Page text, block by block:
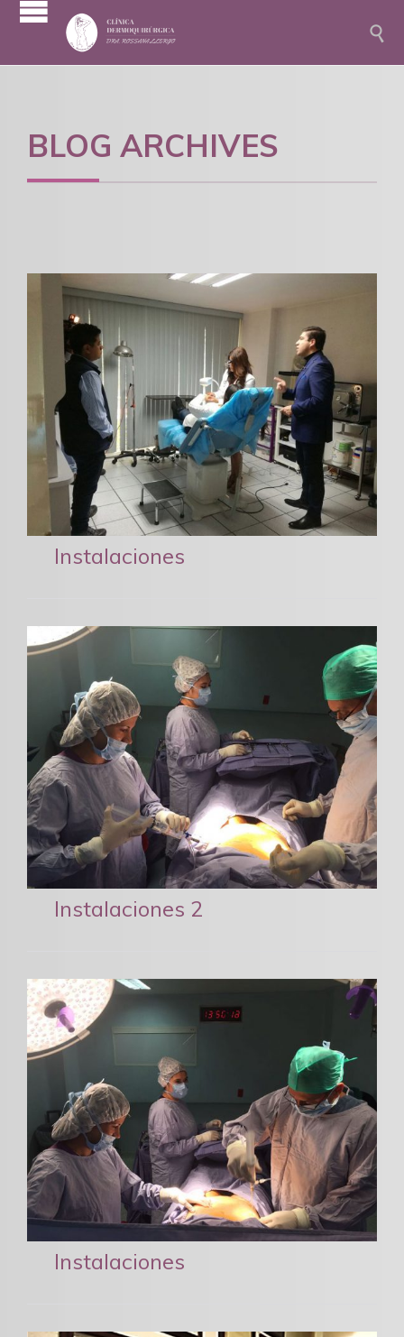

BLOG ARCHIVES
Instalaciones
Instalaciones 2
Instalaciones